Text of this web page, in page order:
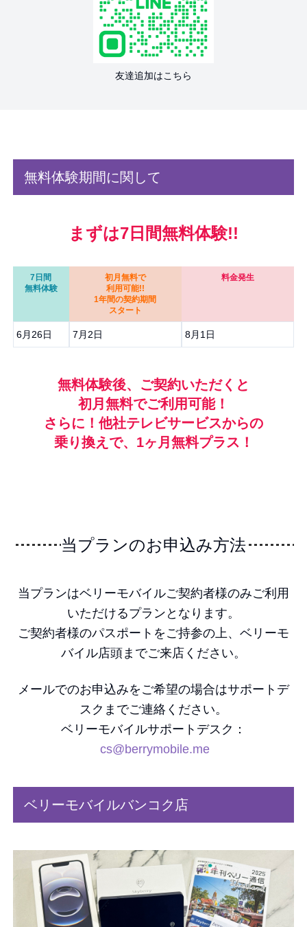
友達追加はこちら
無料体験期間に関して
まずは7日間無料体験!!
7日間
無料体験
初月無料で
利用可能!!
1年間の契約期間
スタート
料金発生
6月26日 7月2日 8月1日
無料体験後、ご契約いただくと
初月無料でご利用可能！
さらに！他社テレビサービスからの
乗り換えで、1ヶ月無料プラス！
当プランのお申込み方法
当プランはベリーモバイルご契約者様のみご利用
いただけるプランとなります。
ご契約者様のパスポートをご持参の上、ベリーモ
バイル店頭までご来店ください。
メールでのお申込みをご希望の場合はサポートデ
スクまでご連絡ください。
ベリーモバイルサポートデスク：
cs@berrymobile.me
ベリーモバイルバンコク店